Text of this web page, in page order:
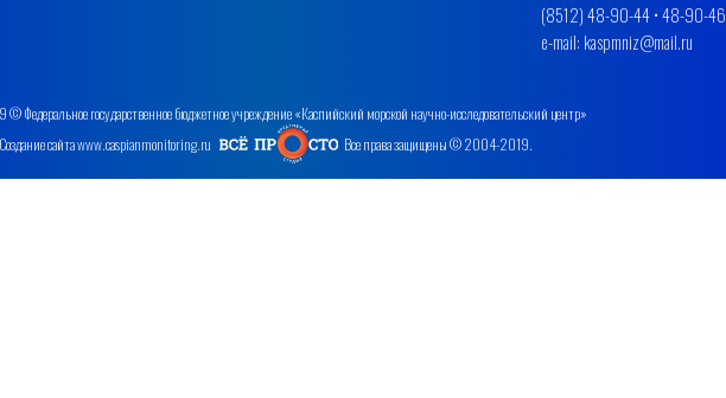
(8512) 48-90-44 • 48-90-46
e-mail: kaspmniz@mail.ru
Федеральное государственное бюджетное учреждение «Каспийский морской научно-исследовательский центр»
Создание сайта www.caspianmonitoring.ru
Все права защищены © 2004-2019.